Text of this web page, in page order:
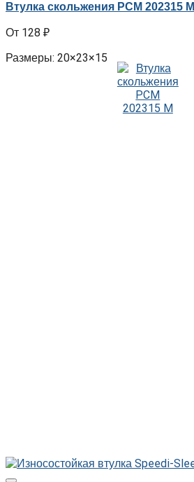
Втулка скольжения PCM 202315 M
128 ₽
Размеры: 20×23×15